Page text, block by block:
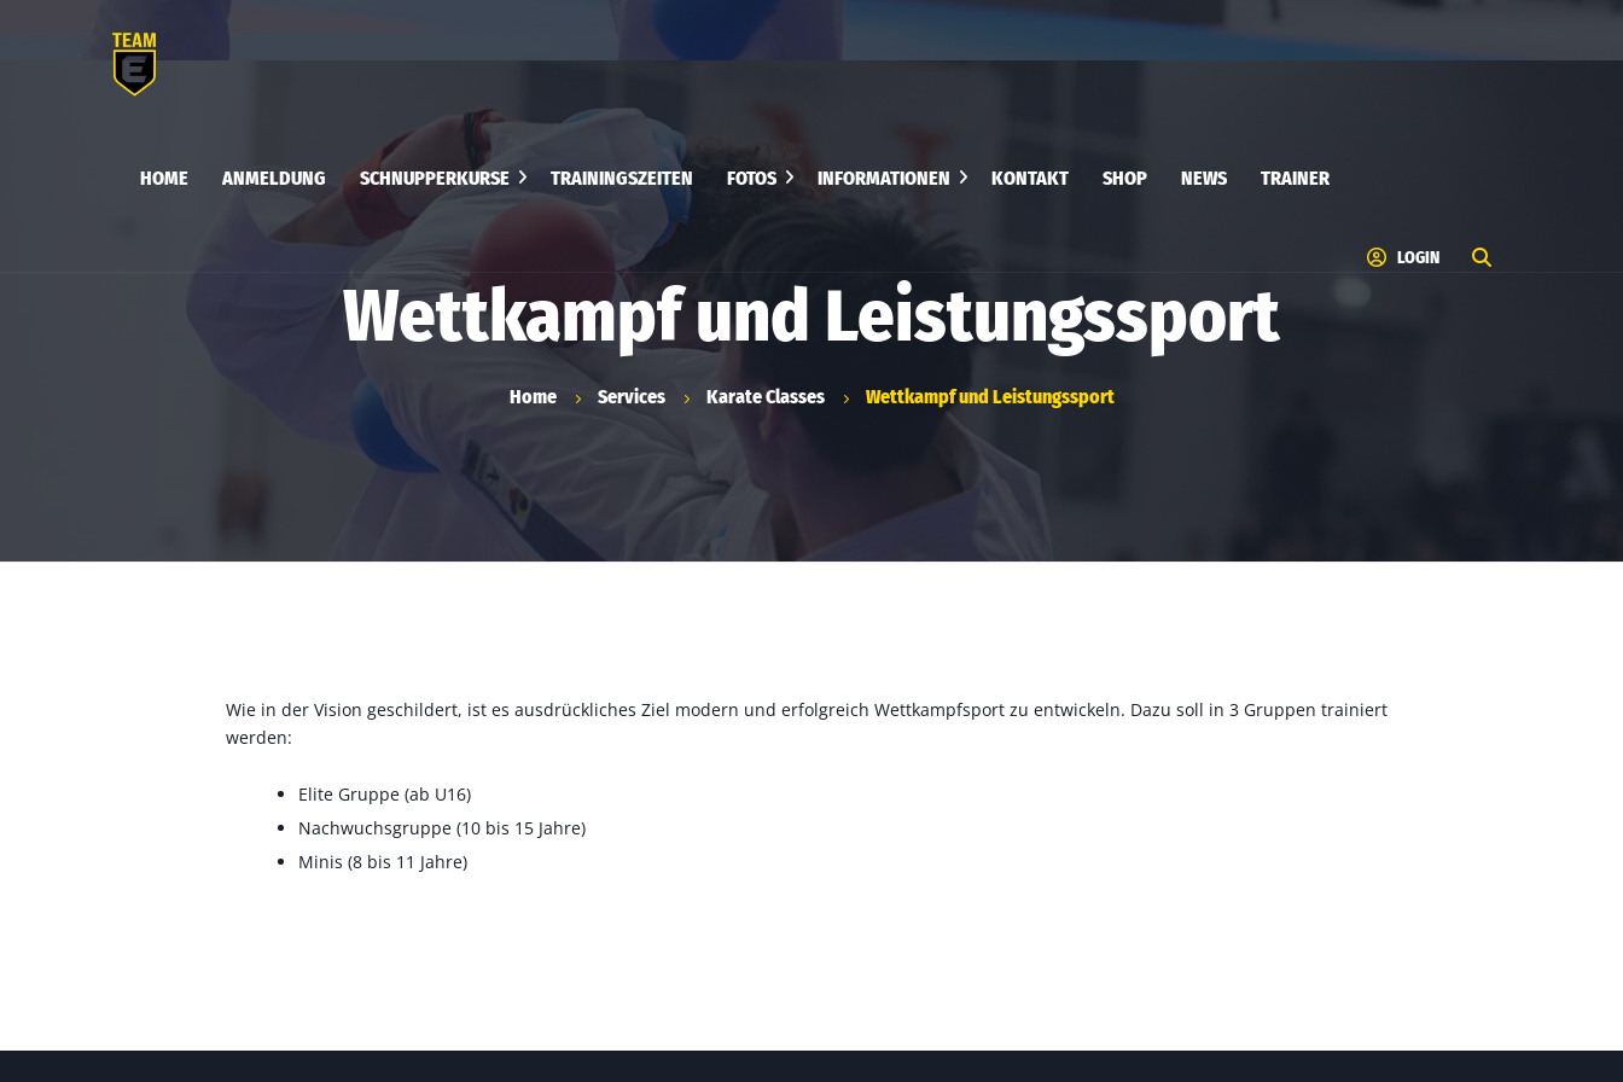
HOME ANMELDUNG
SCHNUPPERKURSE
Flohkarate
Erwachsenen Kurs
Selbstbehauptung für
TRAININGSZEITEN
FOTOS
Eröffnungstraining 2026
Startercup 2026
Landesmeisterschaft
Hameln 2026 Masterklasse
Chikara Cup 2026
INFORMATIONEN
Beitragsordnung
KONTAKT SHOP NEWS TRAINER
LOGIN
Wettkampf und Leistungssport
Home Services Karate Classes Wettkampf und Leistungssport
Wie in der Vision geschildert, ist es ausdrückliches Ziel modern und erfolgreich Wettkampfsport zu entwickeln. Dazu soll in 3 Gruppen trainiert
werden:
Elite Gruppe (ab U16)
Nachwuchsgruppe (10 bis 15 Jahre)
Minis (8 bis 11 Jahre)